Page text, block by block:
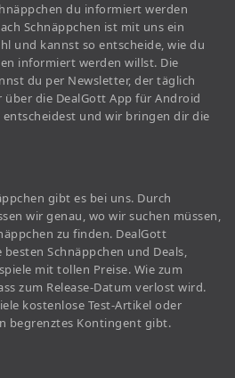
du informiert werden
Schnäppchen ist mit uns ein
und kannst so entscheide, wie du
informiert werden willst. Die
du per Newsletter, der täglich
die DealGott App für Android
entscheidest und wir bringen dir die
gibt es bei uns. Durch
wir genau, wo wir suchen müssen,
zu finden. DealGott
Schnäppchen und Deals,
mit tollen Preise. Wie zum
zum Release-Datum verlost wird.
kostenlose Test-Artikel oder
begrenztes Kontingent gibt.